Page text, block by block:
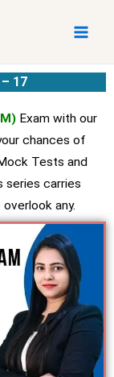
17
Exam with our
chances of
Tests and
series carries
any.